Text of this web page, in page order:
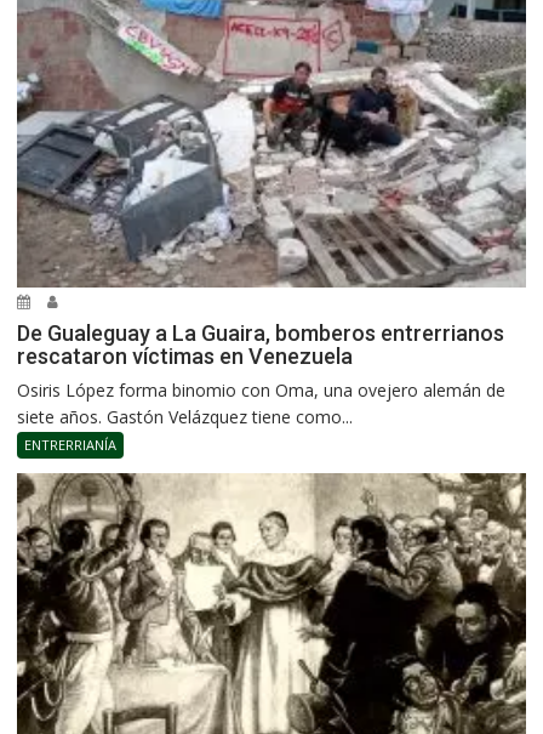
De Gualeguay a La Guaira, bomberos entrerrianos
rescataron víctimas en Venezuela
Osiris López forma binomio con Oma, una ovejero alemán de
siete años. Gastón Velázquez tiene como...
ENTRERRIANÍA